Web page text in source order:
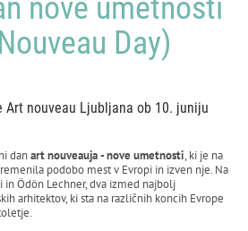
nove umetnosti
Day)
nouveau Ljubljana ob 10. juniju
danart nouveauja- nove umetnosti, ki je na
podobo mest v Evropi in izven nje. Na
in Ödön Lechner, dva izmed najbolj
arhitektov, ki sta na različnih koncih Evrope